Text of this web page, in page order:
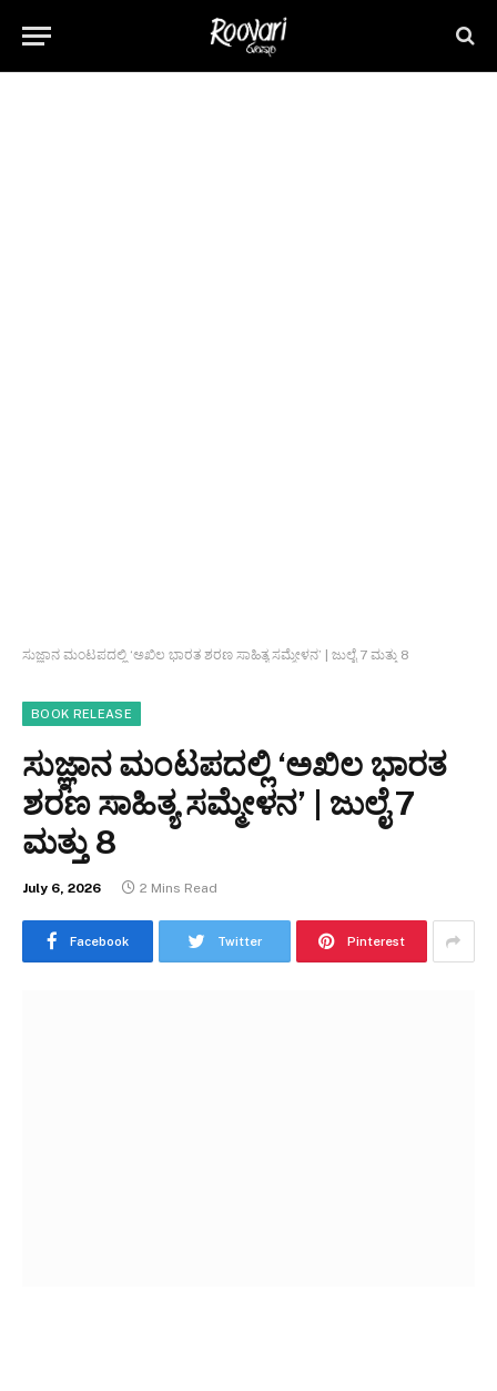
ಸುಜ್ಞಾನ ಮಂಟಪದಲ್ಲಿ ‘ಅಖಿಲ ಭಾರತ ಶರಣ ಸಾಹಿತ್ಯ ಸಮ್ಮೇಳನ’ | ಜುಲೈ 7 ಮತ್ತು 8
BOOK RELEASE
ಸುಜ್ಞಾನ ಮಂಟಪದಲ್ಲಿ ‘ಅಖಿಲ ಭಾರತ
ಶರಣ ಸಾಹಿತ್ಯ ಸಮ್ಮೇಳನ’ | ಜುಲೈ 7
ಮತ್ತು 8
July 6, 2026 2 Mins Read
Facebook Twitter Pinterest